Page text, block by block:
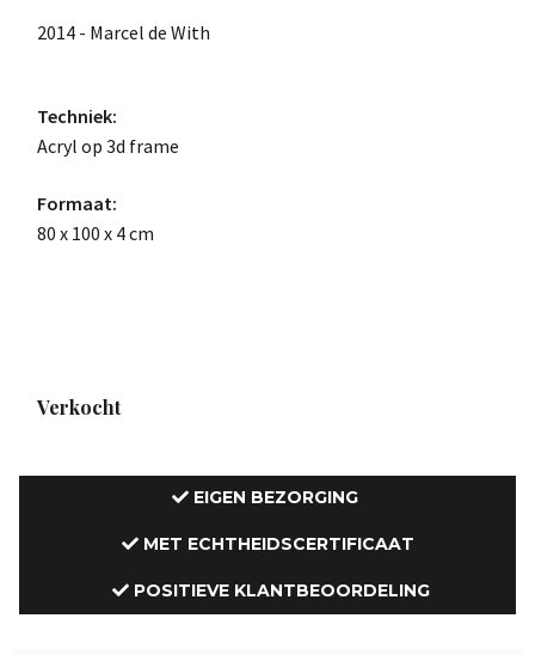
2014 - Marcel de With
Techniek:
Acryl op 3d frame
Formaat:
80 x 100 x 4 cm
Verkocht
EIGEN BEZORGING
MET ECHTHEIDSCERTIFICAAT
POSITIEVE KLANTBEOORDELING